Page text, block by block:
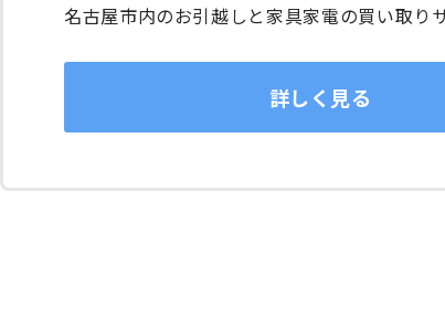
名古屋市内のお引越しと家具家電の買い取り
詳しく見る